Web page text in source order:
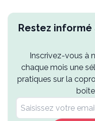
Restez
Inscrivez-vous à
chaque mois une
pratiques sur la